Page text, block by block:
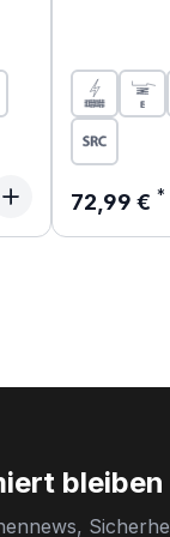
Regulärer
72,99 €
bleiben